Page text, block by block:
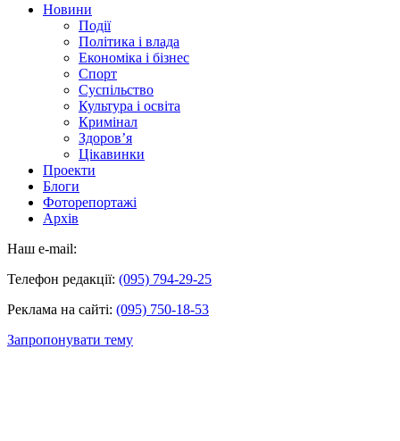
Новини
Події
Політика і влада
Економіка і бізнес
Спорт
Суспільство
Культура і освіта
Кримінал
Здоров’я
Цікавинки
Проекти
Блоги
Фоторепортажі
Архів
Наш e-mail:
Телефон редакції: (095) 794-29-25
Реклама на сайті: (095) 750-18-53
Запропонувати тему